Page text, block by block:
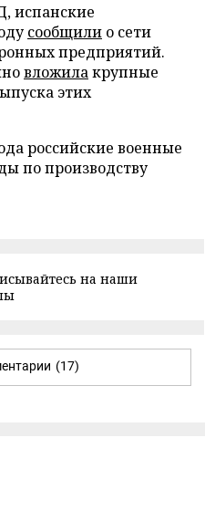
испанские
сообщили о сети
предприятий.
вложилакрупные
этих
российские военные
по производству
на наши
(17)